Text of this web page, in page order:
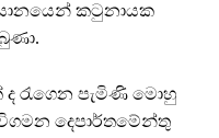
කටුනායක
ද රැගෙන පැමිණි මොහු
දෙපාර්තමේන්තු